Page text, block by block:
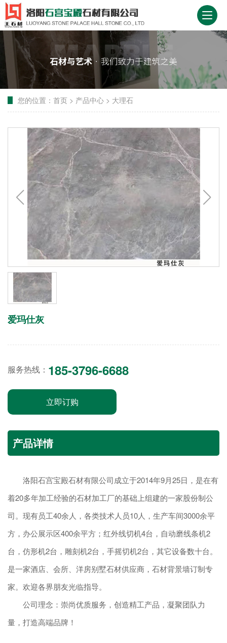
您的位置： 首页 > 产品中心 > 大理石
爱玛仕灰
服务热线： 185-3796-6688
立即订购
产品详情
洛阳石宫宝殿石材有限公司成立于2014年9月25日，是在有
着20多年加工经验的石材加工厂的基础上组建的一家股份制公
司。现有员工40余人，各类技术人员10人，生产车间3000余平
方，办公展示区400余平方；红外线切机4台，自动磨线条机2
台，仿形机2台，雕刻机2台，手摇切机2台，其它设备数十台。
是一家酒店、会所、洋房别墅石材供应商，石材背景墙订制专
家。欢迎各界朋友光临指导。
公司理念：崇尚优质服务，创造精工产品，凝聚团队力
量，打造高端品牌！